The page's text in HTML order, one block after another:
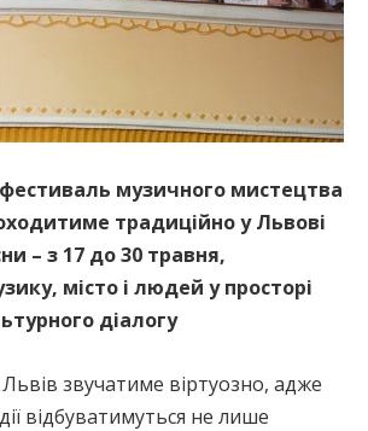
музичного мистецтва
традиційно у Львові
– з 17 до 30 травня,
місто і людей у просторі
діалогу
звучатиме віртуозно, адже
відбуватимуться не лише